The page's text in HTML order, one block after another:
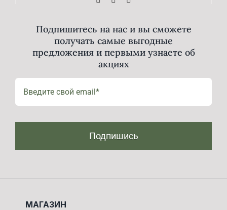
Подпишитесь на нас и вы сможете
получать самые выгодные
предложения и первыми узнаете об
акциях
Подпишись
МАГАЗИН